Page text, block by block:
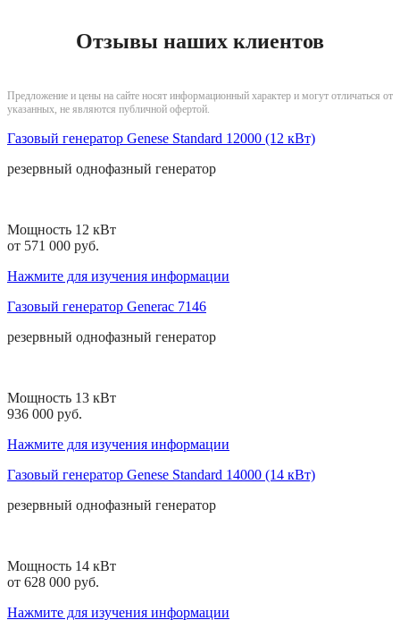
Отзывы наших клиентов
Предложение и цены на сайте носят информационный характер и могут отличаться от
указанных, не являются публичной офертой.
Газовый генератор Genese Standard 12000 (12 кВт)
резервный однофазный генератор
Мощность 12 кВт
от 571 000 руб.
Нажмите для изучения информации
Газовый генератор Generac 7146
резервный однофазный генератор
Мощность 13 кВт
936 000 руб.
Нажмите для изучения информации
Газовый генератор Genese Standard 14000 (14 кВт)
резервный однофазный генератор
Мощность 14 кВт
от 628 000 руб.
Нажмите для изучения информации